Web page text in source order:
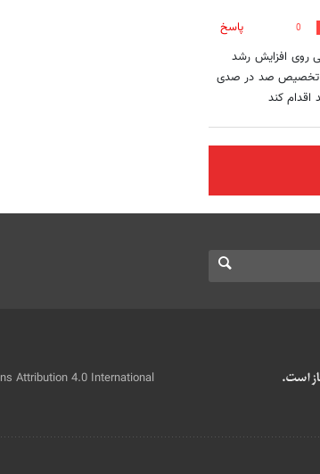
0
پاسخ
روی افزایش رشد
و تخصیص صد در صدی
کند
Attribution 4.0 International